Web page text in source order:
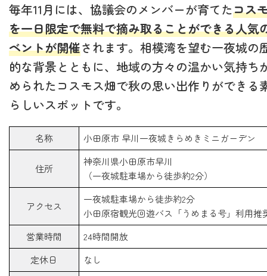
毎年11月には、協議会のメンバーが育てたコス
を一日限定で無料で摘み取ることができる人気
ベントが開催されます。相模湾を望む一夜城の
的な背景とともに、地域の方々の温かい気持ち
められたコスモス畑で秋の思い出作りができる
らしいスポットです。
名称 小田原市 早川一夜城きらめきミニガーデン
住所
神奈川県小田原市早川
（一夜城駐車場から徒歩約2分）
アクセス
一夜城駐車場から徒歩約2分
小田原宿観光回遊バス「うめまる号」利用推
営業時間
24時間開放
定休日
なし